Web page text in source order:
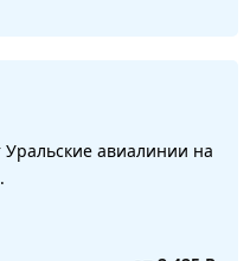
авиалинии на